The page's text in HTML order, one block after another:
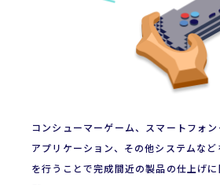
コンシューマーゲーム、スマートフォ
アプリケーション、その他システムな
を行うことで完成間近の製品の仕上げ